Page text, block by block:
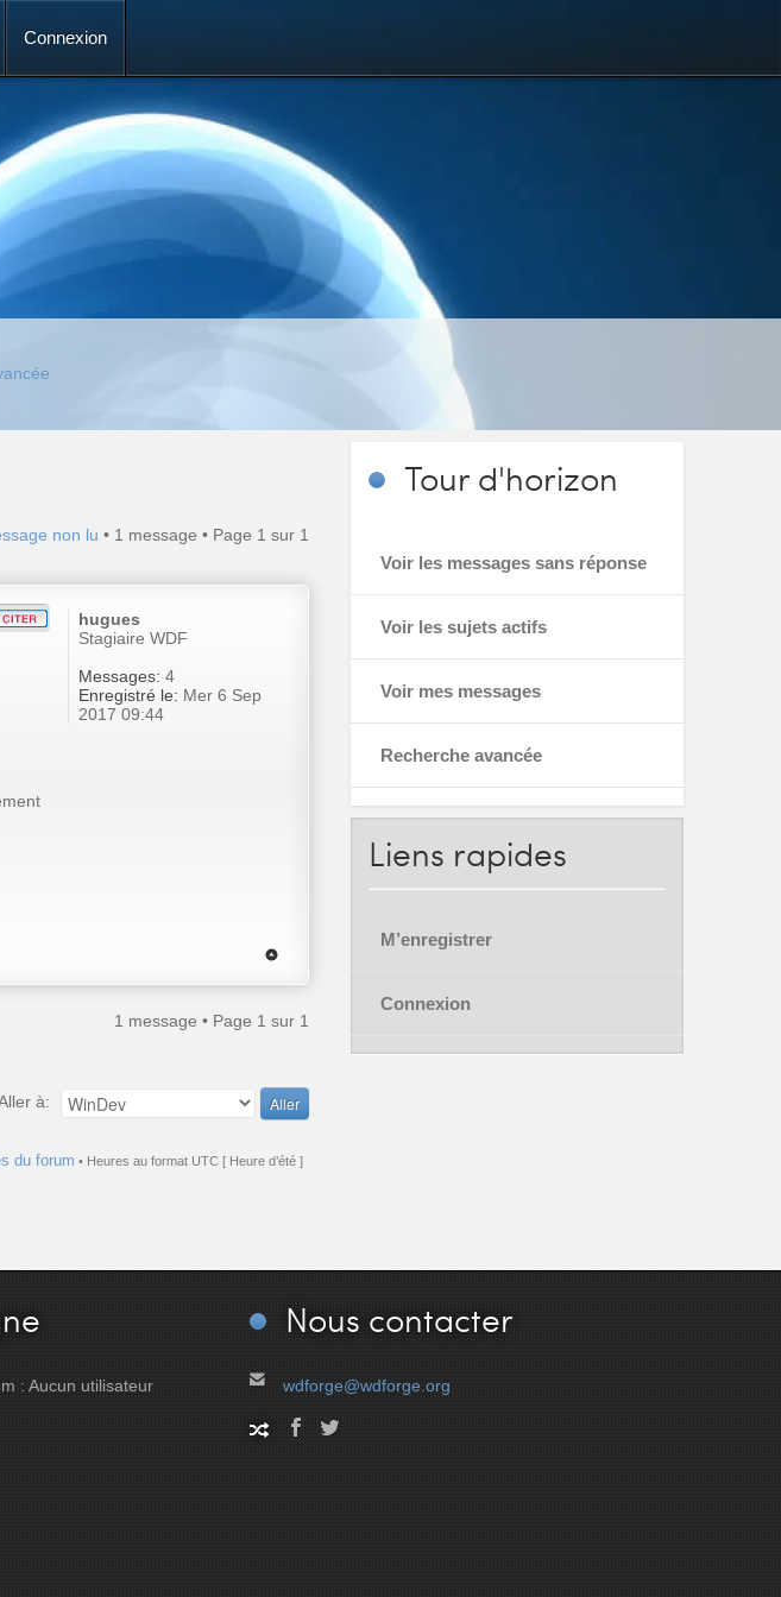
Connexion
non lu • 1 message • Page 1 sur 1
hugues
Stagiaire WDF
Messages: 4
Enregistré le: Mer 6 Sep
2017 09:44
1 message • Page 1 sur 1
à:
du forum • Heures au format UTC [ Heure d’été ]
Tour d'horizon
Voir les messages sans réponse
Voir les sujets actifs
Voir mes messages
Recherche avancée
Liens rapides
M’enregistrer
Connexion
: Aucun utilisateur
Nous contacter
wdforge@wdforge.org